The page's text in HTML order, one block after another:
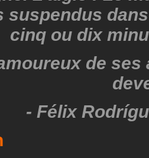
suspendus
cinq ou dix
de ses
- Félix